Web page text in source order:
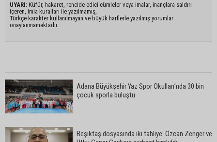
UYARI: Küfür, hakaret, rencide edici cümleler veya imalar, inançlara saldırı
içeren, imla kuralları ile yazılmamış,
Türkçe karakter kullanılmayan ve büyük harflerle yazılmış yorumlar
onaylanmamaktadır.
Adana Büyükşehir Yaz Spor Okulları’nda 30 bin
çocuk sporla buluştu
Beşiktaş dosyasında iki tahliye: Özcan Zenger ve